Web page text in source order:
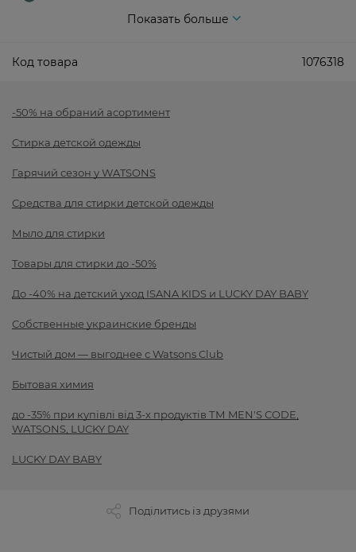
Показать больше
Код товара 1076318
-50% на обраний асортимент
Стирка детской одежды
Гарячий сезон у WATSONS
Средства для стирки детской одежды
Мыло для стирки
Товары для стирки до -50%
До -40% на детский уход ISANA KIDS и LUCKY DAY BABY
Собственные украинские бренды
Чистый дом — выгоднее с Watsons Club
Бытовая химия
до -35% при купівлі від 3-х продуктів ТМ MEN'S CODE,
WATSONS, LUCKY DAY
LUCKY DAY BABY
Поділитись із друзями